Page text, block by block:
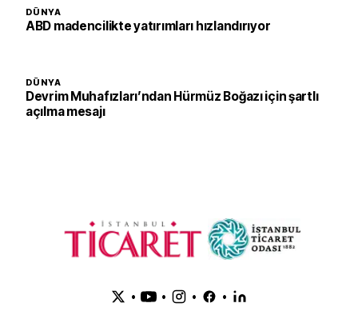
DÜNYA
ABD madencilikte yatırımları hızlandırıyor
DÜNYA
Devrim Muhafızları’ndan Hürmüz Boğazı için şartlı
açılma mesajı
• • • •